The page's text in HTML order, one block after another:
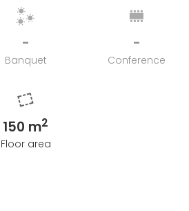
-
Banquet
-
Conference
150 m2
Floor area